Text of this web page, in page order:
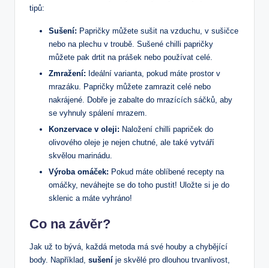
tipů:
Sušení: Papričky můžete sušit na vzduchu, v sušičce
nebo na plechu v troubě. Sušené chilli papričky
můžete pak drtit na prášek nebo používat celé.
Zmražení: Ideální varianta, pokud máte prostor v
mrazáku. Papričky můžete zamrazit celé nebo
nakrájené. Dobře je zabalte do mrazících sáčků, aby
se vyhnuly spálení mrazem.
Konzervace v oleji: Naložení chilli papriček do
olivového oleje je nejen chutné, ale také vytváří
skvělou marinádu.
Výroba omáček: Pokud máte oblíbené recepty na
omáčky, neváhejte se do toho pustit! Uložte si je do
sklenic a máte vyhráno!
Co na závěr?
Jak už to bývá, každá metoda má své houby a chybějící
body. Například, sušení je skvělé pro dlouhou trvanlivost,